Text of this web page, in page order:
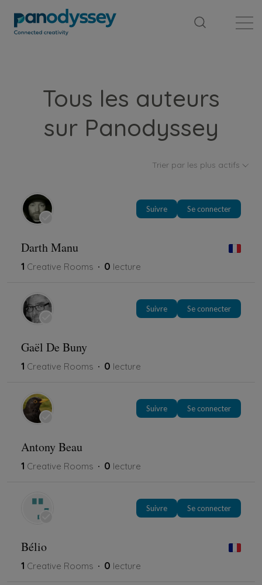
Tous les auteurs
sur Panodyssey
Trier par les plus actifs
Suivre Se connecter
Darth Manu
1 Creative Rooms 0 lecture
Suivre Se connecter
Gaël De Buny
1 Creative Rooms 0 lecture
Suivre Se connecter
Antony Beau
1 Creative Rooms 0 lecture
Suivre Se connecter
Bélio
1 Creative Rooms 0 lecture